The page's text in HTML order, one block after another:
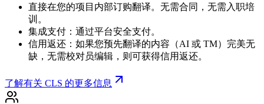
直接在您的项目内部订购翻译。无需合同，无需入职培
训。
集成支付：通过平台安全支付。
信用返还：如果您预先翻译的内容（AI 或 TM）完美无
缺，无需校对员编辑，则可获得信用返还。
了解有关 CLS 的更多信息